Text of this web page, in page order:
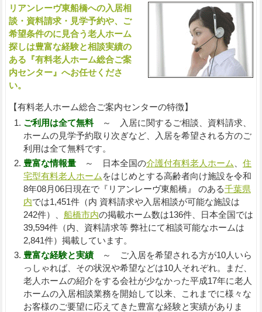
リアンレーヴ東船橋への入居相
談・資料請求・見学予約や、ご
希望条件のに見合う老人ホーム
探しは豊富な経験と相談実績の
ある『有料老人ホーム総合ご案
内センター』へお任せくださ
い。
【有料老人ホーム総合ご案内センターの特徴】
ご利用は全て無料～ 入居に関するご相談、資料請求、
ホームの見学予約取り次ぎなど、入居を希望される方のご
利用は全て無料です。
豊富な情報量～ 日本全国の介護付有料老人ホーム
住
宅型有料老人ホーム をはじめとする高齢者向け施設を令和
8年08月06日現在で『リアンレーヴ東船橋』 のある千葉県
内では1,451件（内 資料請求や入居相談が可能な施設は
242件）、 船橋市内の掲載ホーム数は136件、日本全国では
39,594件（内、資料請求等 弊社にて相談可能なホームは
2,841件）掲載しています。
豊富な経験と実績～ ご入居を希望される方が10人いら
っしゃれば、その状況や希望などは10人それぞれ。まだ、
老人ホームの紹介をする会社が少なかった平成17年に老人
ホームの入居相談業務を開始して以来、これまでに様々な
お客様のご要望に応えてきた豊富な経験と実績がありま